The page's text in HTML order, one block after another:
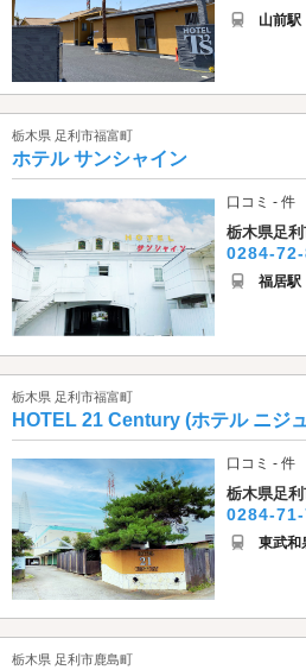
山前駅
栃木県 足利市福富町
ホテル サンシャイン
口コミ - 件
栃木県足
0284-
福居駅
栃木県 足利市福富町
HOTEL 21 Century (ホテル ニジ
口コミ - 件
栃木県足
0284-
東武和
栃木県 足利市鹿島町